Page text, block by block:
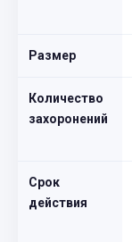
Размер
Количество
захоронений
Срок
действия